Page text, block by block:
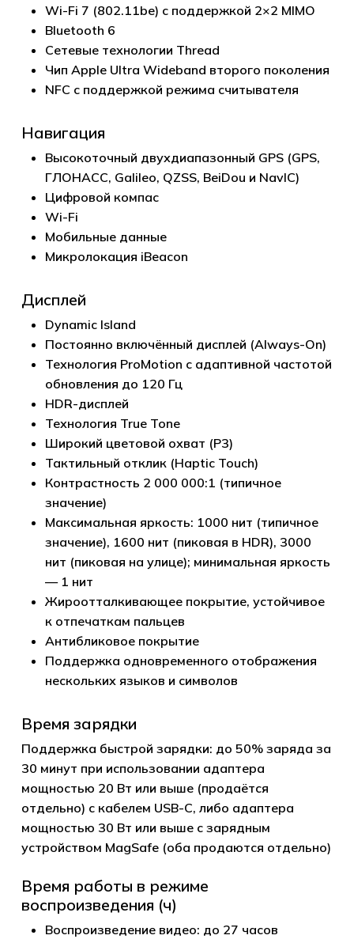
Wi-Fi 7 (802.11be) с поддержкой 2×2 MIMO
Bluetooth 6
Сетевые технологии Thread
Чип Apple Ultra Wideband второго поколения
NFC с поддержкой режима считывателя
Навигация
Высокоточный двухдиапазонный GPS (GPS,
ГЛОНАСС, Galileo, QZSS, BeiDou и NavIC)
Цифровой компас
Wi-Fi
Мобильные данные
Микролокация iBeacon
Дисплей
Dynamic Island
Постоянно включённый дисплей (Always-On)
Технология ProMotion с адаптивной частотой
обновления до 120 Гц
HDR-дисплей
Технология True Tone
Широкий цветовой охват (P3)
Тактильный отклик (Haptic Touch)
Контрастность 2 000 000:1 (типичное
значение)
Максимальная яркость: 1000 нит (типичное
значение), 1600 нит (пиковая в HDR), 3000
нит (пиковая на улице); минимальная яркость
— 1 нит
Жироотталкивающее покрытие, устойчивое
к отпечаткам пальцев
Антибликовое покрытие
Поддержка одновременного отображения
нескольких языков и символов
Время зарядки
Поддержка быстрой зарядки: до 50% заряда за
30 минут при использовании адаптера
мощностью 20 Вт или выше (продаётся
отдельно) с кабелем USB-C, либо адаптера
мощностью 30 Вт или выше с зарядным
устройством MagSafe (оба продаются отдельно)
Время работы в режиме
воспроизведения (ч)
Воспроизведение видео: до 27 часов